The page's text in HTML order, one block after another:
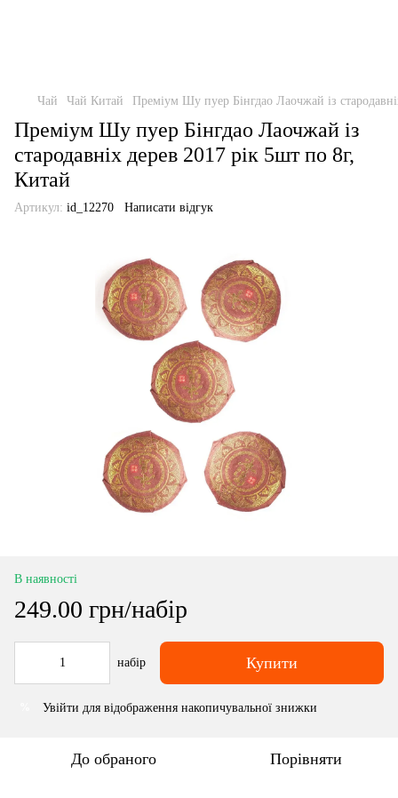
Чай Чай Китай Преміум Шу пуер Бінгдао Лаочжай із
Преміум Шу пуер Бінгдао Лаочжай із
стародавніх дерев 2017 рік 5шт по 8г,
Китай
Артикул: id_12270 Написати відгук
В наявності
249.00 грн/набір
набір Купити
Увійти для відображення накопичувальної знижки
До обраного Порівняти